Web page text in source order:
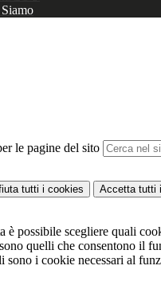
le pagine del sito
tutti i cookies Accetta tutti
è possibile scegliere quali
quelli che consentono il
sono i cookie necessari al